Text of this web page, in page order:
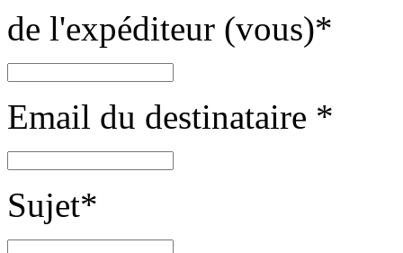
de l'expéditeur (vous)*
Email du destinataire *
Sujet*